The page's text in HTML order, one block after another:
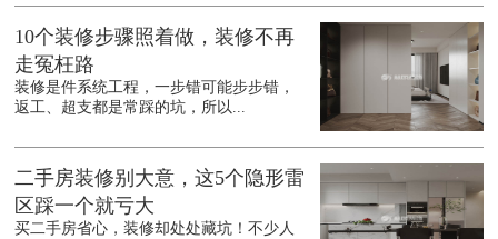
10个装修步骤照着做，装修不再
走冤枉路
装修是件系统工程，一步错可能步步错，
返工、超支都是常踩的坑，所以...
二手房装修别大意，这5个隐形雷
区踩一个就亏大
买二手房省心，装修却处处藏坑！不少人